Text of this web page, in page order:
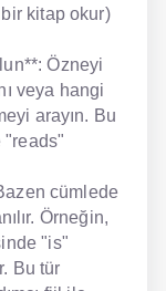
kitap okur)
Özneyi
veya hangi
arayın. Bu
"reads"
cümlede
Örneğin,
"is"
Bu tür